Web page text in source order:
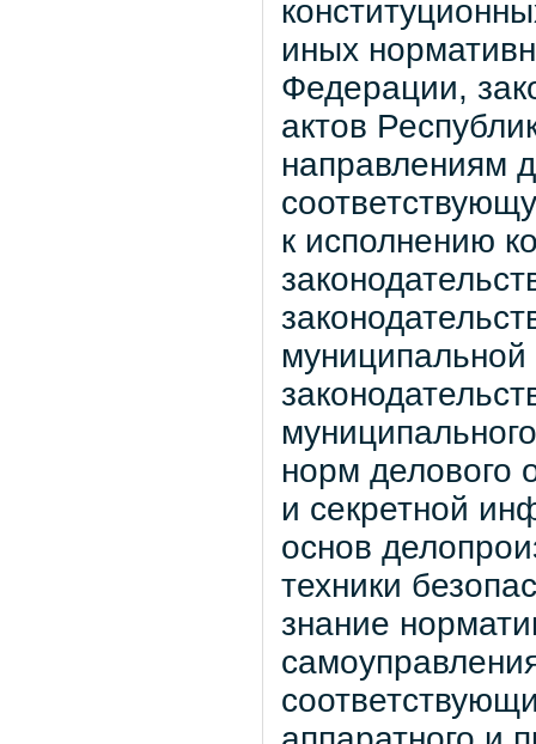
иных
Федерации,
актов
направлениям
к исполнению
муниципальной
норм делового
и секретной
основ
техники
знание